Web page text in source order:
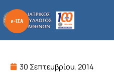
στο
περιεχόμενο
30 Σεπτεμβρίου, 2014